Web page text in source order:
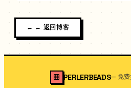
← ← 返回博客
PERLERBEADS—免